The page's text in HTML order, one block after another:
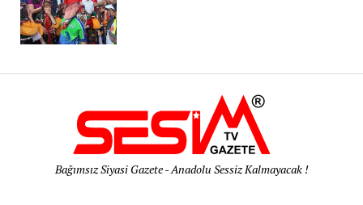
Bağımsız Siyasi Gazete - Anadolu Sessiz Kalmayacak !